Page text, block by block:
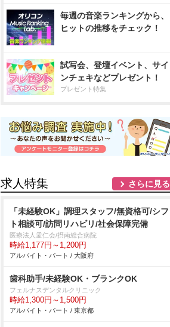
毎週の音楽ランキングから、
ヒットの推移をチェック！
試写会、登壇イベント、サイ
ンチェキなどプレゼント！
プレゼント特集
求人特集 さらに見る
「未経験OK」調理スタッフ/無資格可/シフ
ト相談可/訪問リハビリ/社会保障完備
医療法人孟仁会/摂南総合病院
時給1,177円～1,200円
アルバイト・パート / 大阪府
歯科助手/未経験OK・ブランクOK
フェルナスデンタルクリニック
時給1,300円～1,500円
アルバイト・パート / 東京都